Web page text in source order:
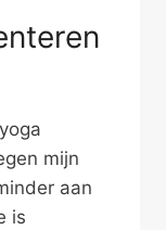
mijn
aan
is